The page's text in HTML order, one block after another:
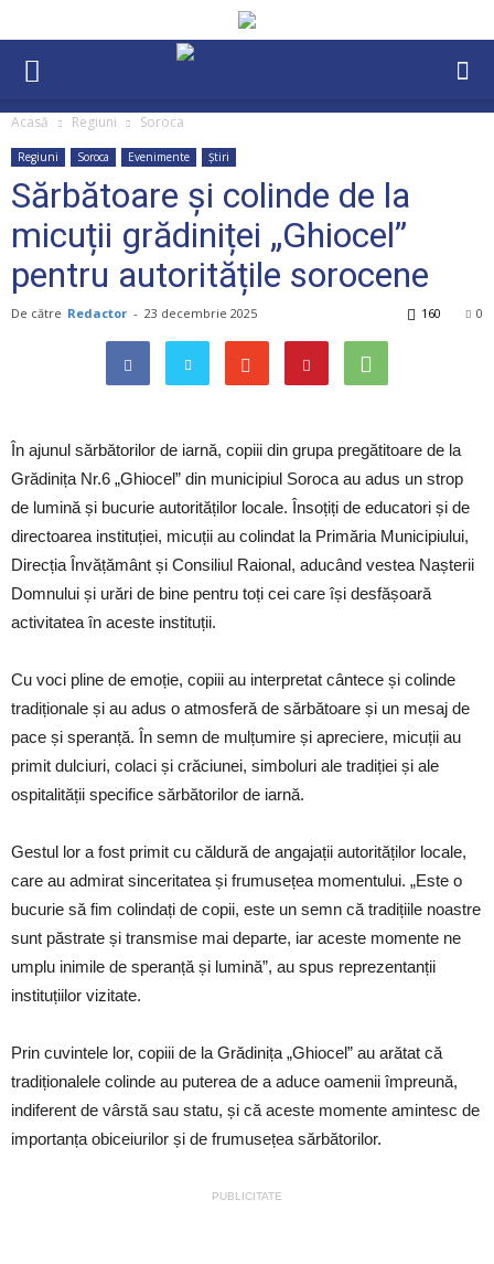
Acasă Regiuni Soroca
Regiuni Soroca Evenimente Știri
Sărbătoare și colinde de la
micuții grădiniței „Ghiocel”
pentru autoritățile sorocene
De către Redactor - 23 decembrie 2025 0
160
În ajunul sărbătorilor de iarnă, copiii din grupa pregătitoare de la
Grădinița Nr.6 „Ghiocel” din municipiul Soroca au adus un strop
de lumină și bucurie autorităților locale. Însoțiți de educatori și de
directoarea instituției, micuții au colindat la Primăria Municipiului,
Direcția Învățământ și Consiliul Raional, aducând vestea Nașterii
Domnului și urări de bine pentru toți cei care își desfășoară
activitatea în aceste instituții.
Cu voci pline de emoție, copiii au interpretat cântece și colinde
tradiționale și au adus o atmosferă de sărbătoare și un mesaj de
pace și speranță. În semn de mulțumire și apreciere, micuții au
primit dulciuri, colaci și crăciunei, simboluri ale tradiției și ale
ospitalității specifice sărbătorilor de iarnă.
Gestul lor a fost primit cu căldură de angajații autorităților locale,
care au admirat sinceritatea și frumusețea momentului. „Este o
bucurie să fim colindați de copii, este un semn că tradițiile noastre
sunt păstrate și transmise mai departe, iar aceste momente ne
umplu inimile de speranță și lumină”, au spus reprezentanții
instituțiilor vizitate.
Prin cuvintele lor, copiii de la Grădinița „Ghiocel” au arătat că
tradiționalele colinde au puterea de a aduce oamenii împreună,
indiferent de vârstă sau statu, și că aceste momente amintesc de
importanța obiceiurilor și de frumusețea sărbătorilor.
PUBLICITATE